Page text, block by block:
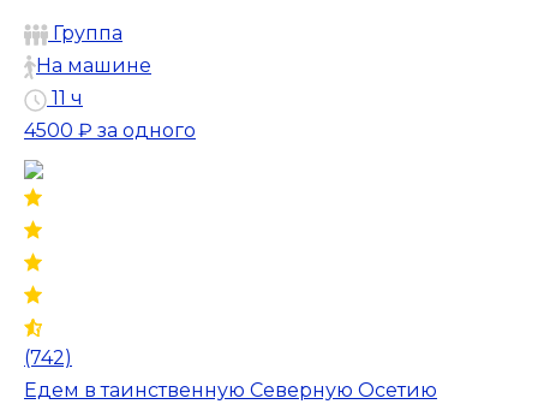
Группа
На машине
11 ч
4500 ₽ за одного
(742)
Едем в таинственную Северную Осетию